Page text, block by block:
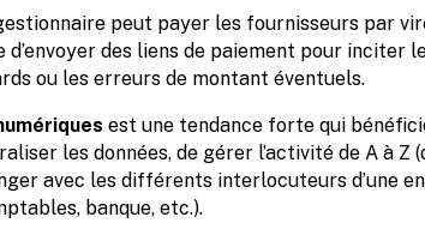
peut payer les fournisseurs par
des liens de paiement pour inciter
ou les erreurs de montant éventuels.
est une tendance forte qui
les données, de gérer l’activité de A à Z
avec les différents interlocuteurs d’une
banque, etc.).